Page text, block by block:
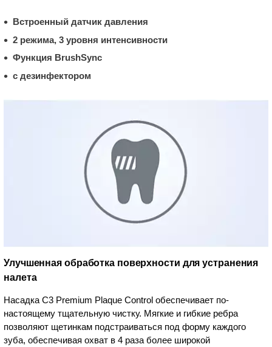
Встроенный датчик давления
2 режима, 3 уровня интенсивности
Функция BrushSync
с дезинфектором
Улучшенная обработка поверхности для устранения
налета
Насадка C3 Premium Plaque Control обеспечивает по-
настоящему тщательную чистку. Мягкие и гибкие ребра
позволяют щетинкам подстраиваться под форму каждого
зуба, обеспечивая охват в 4 раза более широкой